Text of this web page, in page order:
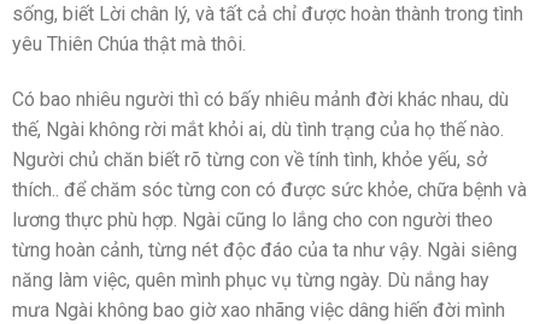
sống, biết Lời chân lý, và tất cả chỉ được hoàn thành trong tình
yêu Thiên Chúa thật mà thôi.
Có bao nhiêu người thì có bấy nhiêu mảnh đời khác nhau, dù
thế, Ngài không rời mắt khỏi ai, dù tình trạng của họ thế nào.
Người chủ chăn biết rõ từng con về tính tình, khỏe yếu, sở
thích.. để chăm sóc từng con có được sức khỏe, chữa bệnh và
lương thực phù hợp. Ngài cũng lo lắng cho con người theo
từng hoàn cảnh, từng nét độc đáo của ta như vậy. Ngài siêng
năng làm việc, quên mình phục vụ từng ngày. Dù nắng hay
mưa Ngài không bao giờ xao nhãng việc dâng hiến đời mình